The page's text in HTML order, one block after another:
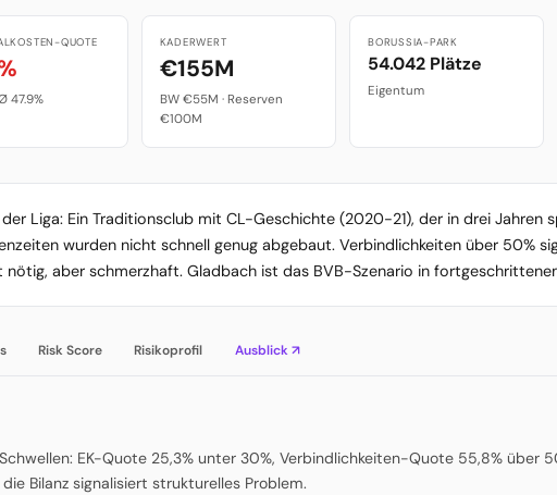
QUOTE
47.9%
KADERWERT
€155M
BW €55M · Reserven
€100M
BORUSSIA-PARK
54.042 Plätze
Eigentum
Liga: Ein Traditionsclub mit CL-Geschichte (2020-21), der in drei
wurden nicht schnell genug abgebaut. Verbindlichkeiten über 50%
nötig, aber schmerzhaft. Gladbach ist das BVB-Szenario in
Risk Score Risikoprofil Ausblick ↗
EK-Quote 25,3% unter 30%, Verbindlichkeiten-Quote 55,8% über
Bilanz signalisiert strukturelles Problem.